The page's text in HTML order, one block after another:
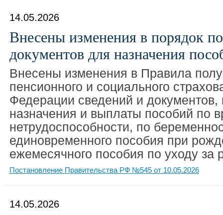
14.05.2026
Внесены изменения в порядок
документов для назначения
Внесены изменения в Правила
пенсионного и социального
Федерации сведений и
назначения и выплаты пособий по
нетрудоспособности, по
единовременного пособия при
ежемесячного пособия по уходу за
Постановление Правительства РФ №545 от 10.05.2026
14.05.2026